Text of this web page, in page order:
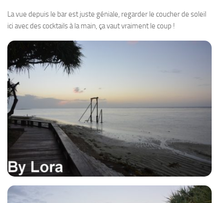
La vue depuis le bar est juste géniale, regarder le coucher de soleil
ici avec des cocktails à la main, ça vaut vraiment le coup !